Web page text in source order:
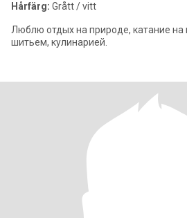
Hårfärg: Grått / vitt
Люблю отдых на природе, катание на
шитьем, кулинарией.